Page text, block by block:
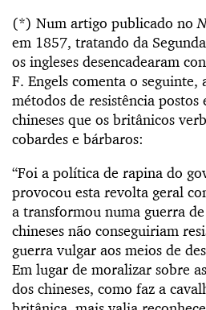
(*) Num artigo publicado no
em 1857, tratando da
os ingleses desencadearam
F. Engels comenta o seguinte,
métodos de resistência postos
chineses que os britânicos
cobardes e bárbaros:
“Foi a política de rapina do
provocou esta revolta geral
a transformou numa guerra
chineses não conseguiriam
guerra vulgar aos meios de
Em lugar de moralizar sobre
dos chineses, como faz a